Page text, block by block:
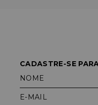
CADASTRE-SE
NOME
E-MAIL